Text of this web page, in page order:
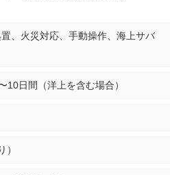
置、火災対応、手動操作、海上サバ
10日間（洋上を含む場合）
）